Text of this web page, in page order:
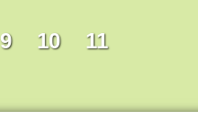
9 10 11